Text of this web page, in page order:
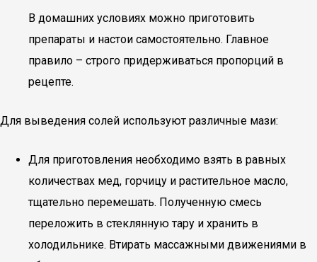
В домашних условиях можно приготовить
препараты и настои самостоятельно. Главное
правило – строго придерживаться пропорций в
рецепте.
Для выведения солей используют различные мази:
Для приготовления необходимо взять в равных
количествах мед, горчицу и растительное масло,
тщательно перемешать. Полученную смесь
переложить в стеклянную тару и хранить в
холодильнике. Втирать массажными движениями в